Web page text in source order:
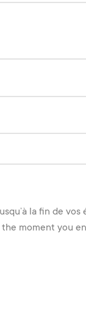
la fin de vos
moment you